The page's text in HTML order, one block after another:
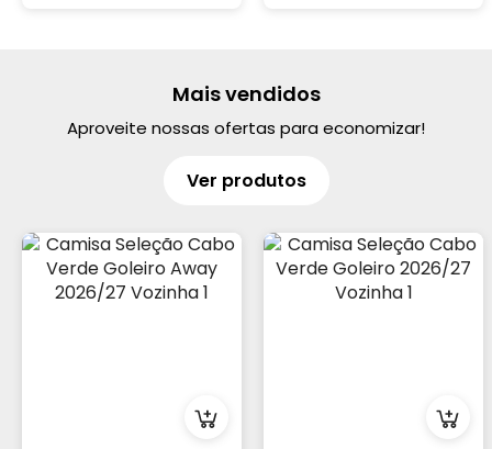
Mais vendidos
Aproveite nossas ofertas para economizar!
Ver produtos